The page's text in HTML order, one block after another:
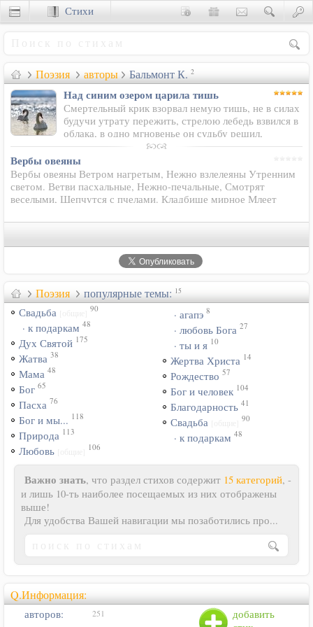
Поэзия авторы Бальмонт К. 2
Над синим озером царила тишь
Смертельный крик взорвал немую тишь, не в силах
будучи утрату пережить, стрелою лебедь взвился в
облака, в одно мгновенье он судьбу решил,
ударившись о землю свысока!
Вербы овеяны
Вербы овеяны Ветром нагретым, Нежно взлелеяны Утренним
светом. Ветви пасхальные, Нежно-печальные, Смотрят
веселыми, Шепчутся с пчелами. Кладбище мирное Млеет
Песни пасхальные…
Поэзия популярные темы: 15
Свадьба 90
· к подаркам 48
Дух Святой 175
Жатва 38
Мама 48
Бог 65
Пасха 76
Бог и мы... 118
Природа 113
Любовь 106
· агапэ 8
· любовь Бога 27
· ты и я 10
Жертва Христа 14
Рождество 57
Бог и человек 104
Благодарность 41
Свадьба 90
· к подаркам 48
Важно знать, что раздел стихов содержит 15 категорий, -
и лишь 10-ть наиболее посещаемых из них отображены
выше!
Для удобства Вашей навигации мы позаботились про...
Q.Информация:
добавить
авторов: 251
Стихи